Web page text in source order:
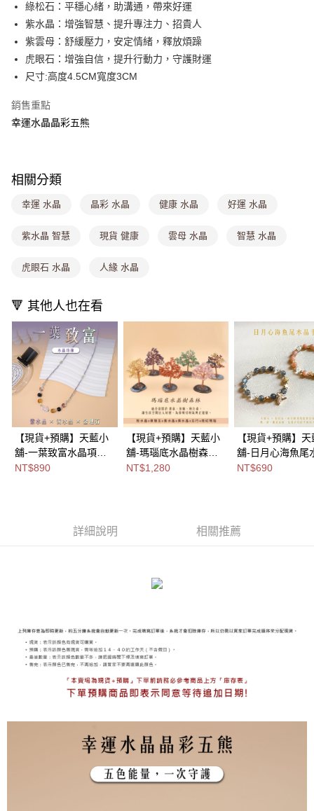
街口支付
悠遊付
Google Pay
相關說明
【大哥付你分期使用說明】
成交易。
3.實際核准額度、可分期數及費用金額請依後續交易確認頁面所載為準。
4.訂單成立30分鐘內，如未前往確認交易或遇審核未通過，訂單將自動取
消。如遇「轉專審核」未通過狀況，表示未達大哥付你分期系統評分，恕無
【繳款方式說明】
醒簡訊。
2.透過簡訊連結打開帳單後，可選擇「超商條碼／台灣大直營門市／銀行轉
【注意事項】
1.本服務係由「台灣大哥大股份有限公司」（以下簡稱本公司）所提供，讓
用戶於交易時，得透過本服務購買商品或服務，並由商店將買賣／分期付款
買賣價金債權讓與本公司後，依約使用本公司帳單繳交帳款。
2.基於同意付款使用「大哥付你分期」之契約關係目的，商店將以您的個人
資料（包含姓名、電話或地址）提供予台灣大哥大進項蒐集、處理及利用，
由本公司與您本人進行分期帳單所需資料之確認、核對及更正。
3.完整用戶服務條款，請詳閱以下連結：https://oppay.tw/userRule
每筆NT$80，滿NT$699(含以上)免運費
付款後全家取貨
每筆NT$8,888，滿NT$8,888(含以上)免運費
付款後萊爾富取貨
每筆NT$8,888，滿NT$8,888(含以上)免運費
7-11取貨付款
每筆NT$80，滿NT$1,000(含以上)免運費
付款後7-11取貨
每筆NT$80，滿NT$1,000(含以上)免運費
宅配
綠松石：平穩心緒，助溝通，帶來好運
紫水晶：增強智慧、提升專注力、招貴人
紫雲母：舒緩壓力，安定情緒，釋放煩躁
虎眼石：增強自信，提升行動力，守護財運
尺寸:高度4.5CM寬度3CM
銷售重點
幸運水晶晶彩五熊
相關分類
幸運 水晶 晶彩 水晶 健康 水晶 好運 水晶
紫水晶 智慧 現貨 健康 雲母 水晶 智慧 水晶
虎眼石 水晶 人緣 水晶
🔻 其他人也在看
【現貨+預購】天藍小
舖-一葉致富水晶項鍊-
單1款【31310012】
NT$890
【現貨+預購】天藍小
舖-瑪瑙底水晶樹森林-
單1款【A31310080】
NT$1,280
【現貨+預購】
舖-日月心海魚尾
手鍊-共2色
NT$690
詳細說明 相關推薦